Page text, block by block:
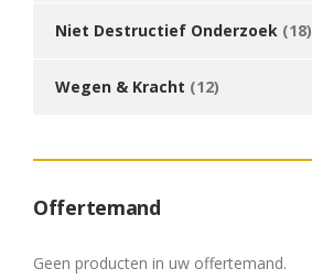
Niet Destructief Onderzoek (18)
Wegen & Kracht (12)
Offertemand
Geen producten in uw offertemand.